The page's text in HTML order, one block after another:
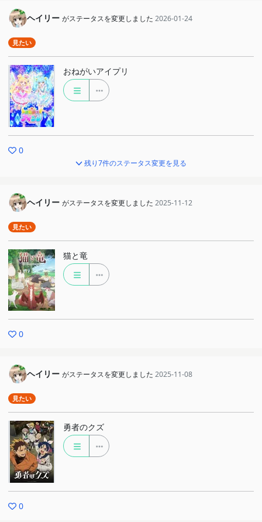
ヘイリー がステータスを変更しました 2026-01-24
見たい
おねがいアイプリ
0
残り7件のステータス変更を見る
ヘイリー がステータスを変更しました 2025-11-12
見たい
猫と竜
0
ヘイリー がステータスを変更しました 2025-11-08
見たい
勇者のクズ
0